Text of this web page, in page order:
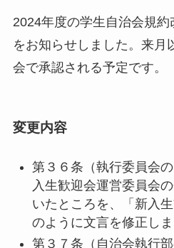
2024年度の学生自治会規
をお知らせしました。来月
会で承認される予定です。
変更内容
第３６条（執行委員会
入生歓迎会運営委員会
いたところを、「新入
のように文言を修正し
第３７条（自治会執行